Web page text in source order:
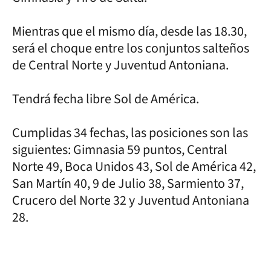
Mientras que el mismo día, desde las 18.30,
será el choque entre los conjuntos salteños
de Central Norte y Juventud Antoniana.
Tendrá fecha libre Sol de América.
Cumplidas 34 fechas, las posiciones son las
siguientes: Gimnasia 59 puntos, Central
Norte 49, Boca Unidos 43, Sol de América 42,
San Martín 40, 9 de Julio 38, Sarmiento 37,
Crucero del Norte 32 y Juventud Antoniana
28.